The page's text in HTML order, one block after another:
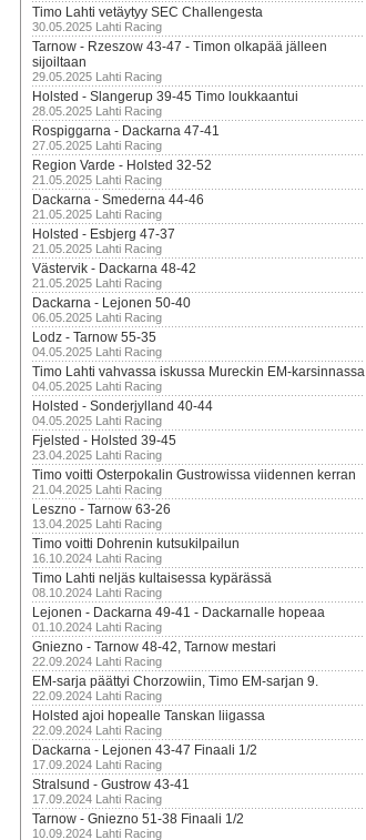
Timo Lahti vetäytyy SEC Challengesta
30.05.2025 Lahti Racing
Tarnow - Rzeszow 43-47 - Timon olkapää jälleen
sijoiltaan
29.05.2025 Lahti Racing
Holsted - Slangerup 39-45 Timo loukkaantui
28.05.2025 Lahti Racing
Rospiggarna - Dackarna 47-41
27.05.2025 Lahti Racing
Region Varde - Holsted 32-52
21.05.2025 Lahti Racing
Dackarna - Smederna 44-46
21.05.2025 Lahti Racing
Holsted - Esbjerg 47-37
21.05.2025 Lahti Racing
Västervik - Dackarna 48-42
21.05.2025 Lahti Racing
Dackarna - Lejonen 50-40
06.05.2025 Lahti Racing
Lodz - Tarnow 55-35
04.05.2025 Lahti Racing
Timo Lahti vahvassa iskussa Mureckin EM-karsinnassa
04.05.2025 Lahti Racing
Holsted - Sonderjylland 40-44
04.05.2025 Lahti Racing
Fjelsted - Holsted 39-45
23.04.2025 Lahti Racing
Timo voitti Osterpokalin Gustrowissa viidennen kerran
21.04.2025 Lahti Racing
Leszno - Tarnow 63-26
13.04.2025 Lahti Racing
Timo voitti Dohrenin kutsukilpailun
16.10.2024 Lahti Racing
Timo Lahti neljäs kultaisessa kypärässä
08.10.2024 Lahti Racing
Lejonen - Dackarna 49-41 - Dackarnalle hopeaa
01.10.2024 Lahti Racing
Gniezno - Tarnow 48-42, Tarnow mestari
22.09.2024 Lahti Racing
EM-sarja päättyi Chorzowiin, Timo EM-sarjan 9.
22.09.2024 Lahti Racing
Holsted ajoi hopealle Tanskan liigassa
22.09.2024 Lahti Racing
Dackarna - Lejonen 43-47 Finaali 1/2
17.09.2024 Lahti Racing
Stralsund - Gustrow 43-41
17.09.2024 Lahti Racing
Tarnow - Gniezno 51-38 Finaali 1/2
10.09.2024 Lahti Racing